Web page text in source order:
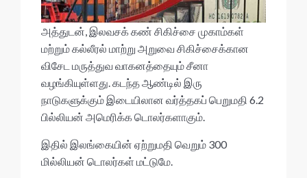
அத்துடன், இலவசக் கண் சிகிச்சை முகாம்கள்
மற்றும் கல்லீரல் மாற்று அறுவை சிகிச்சைக்கான
விசேட மருத்துவ வாகனத்தையும் சீனா
வழங்கியுள்ளது. கடந்த ஆண்டில் இரு
நாடுகளுக்கும் இடையிலான வர்த்தகப் பெறுமதி 6.2
பில்லியன் அமெரிக்க டொலர்களாகும்.
இதில் இலங்கையின் ஏற்றுமதி வெறும் 300
மில்லியன் டொலர்கள் மட்டுமே.